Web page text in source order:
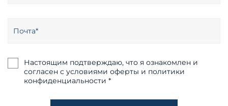
Настоящим подтверждаю, что я ознакомлен и
согласен с условиями оферты и политики
конфиденциальности *